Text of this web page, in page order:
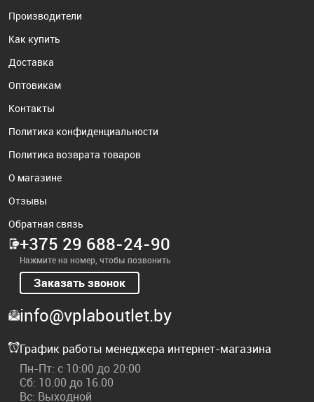
Производители
Как купить
Доставка
Оптовикам
Контакты
Политика конфиденциальности
Политика возврата товаров
О магазине
Отзывы
Обратная связь
+375 29 688-24-90
Нажмите на номер, чтобы позвонить
Заказать звонок
info@vplaboutlet.by
График работы менеджера интернет-магазина
Пн-Пт: с 10:00 до 20:00
Сб: 10.00 до 16.00
Вс: Выходной